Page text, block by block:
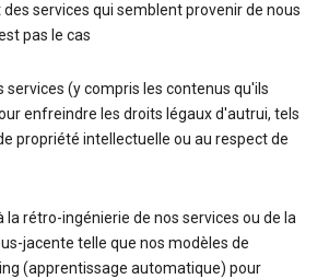
services qui semblent provenir de nous
pas le cas
services (y compris les contenus qu'ils
enfreindre les droits légaux d'autrui, tels
propriété intellectuelle ou au respect de
la rétro-ingénierie de nos services ou de la
jacente telle que nos modèles de
(apprentissage automatique) pour